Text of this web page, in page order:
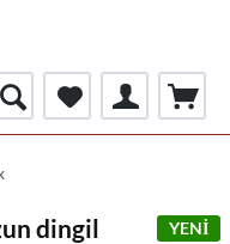
dingil
YENİ